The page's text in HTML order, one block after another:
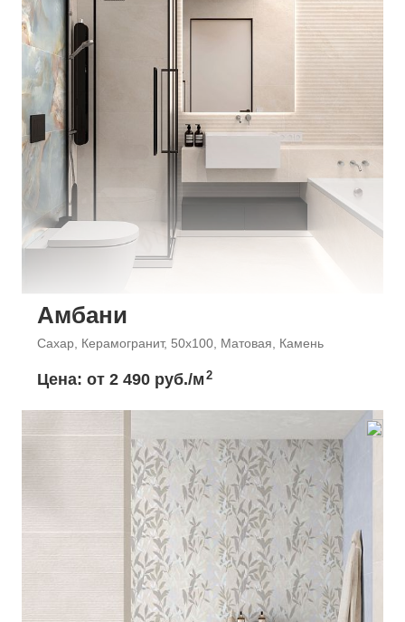
Амбани
Сахар, Керамогранит, 50x100, Матовая, Камень
Цена: от 2 490 руб./м 2